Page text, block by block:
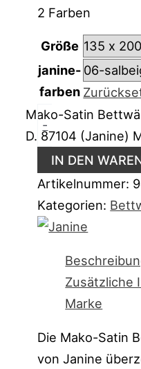
2 Farben
Größe
janine-
farben
-
Mako-Satin
D. 87104 (Janine)
IN DEN
Artikelnummer:
Kategorien:
Zusätzliche
Marke
Die Mako-Satin
von Janine